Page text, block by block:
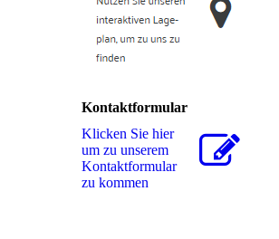
Kontaktformular
Klicken Sie hier
um zu unserem
Kon­takt­for­mu­lar
zu kommen